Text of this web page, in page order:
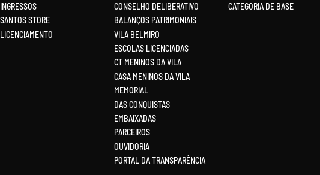
INGRESSOS
SANTOS STORE
LICENCIAMENTO
CONSELHO DELIBERATIVO
BALANÇOS PATRIMONIAIS
VILA BELMIRO
ESCOLAS LICENCIADAS
CT MENINOS DA VILA
CASA MENINOS DA VILA
MEMORIAL
DAS CONQUISTAS
EMBAIXADAS
PARCEIROS
OUVIDORIA
PORTAL DA TRANSPARÊNCIA
CATEGORIA DE BASE